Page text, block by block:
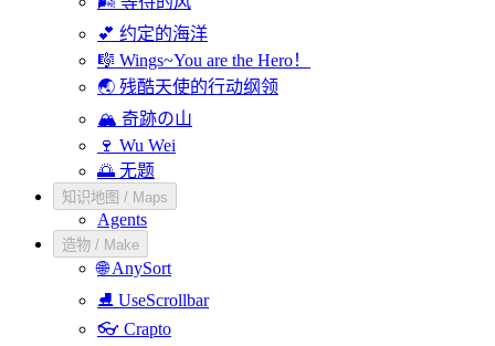
💕 约定的海洋
🎼 Wings~You are the Hero！
🌏 残酷天使的行动纲领
🏔️ 奇跡の山
🍷 Wu Wei
🌅 无题
知识地图 / Maps
Agents
造物 / Make
🌐 AnySort
⛸️ UseScrollbar
👓 Crapto